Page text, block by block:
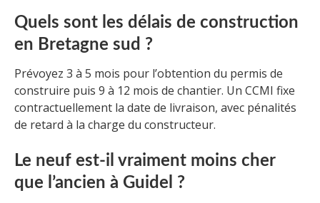
Quels sont les délais de construction
en Bretagne sud ?
Prévoyez 3 à 5 mois pour l’obtention du permis de
construire puis 9 à 12 mois de chantier. Un CCMI fixe
contractuellement la date de livraison, avec pénalités
de retard à la charge du constructeur.
Le neuf est-il vraiment moins cher
que l’ancien à Guidel ?